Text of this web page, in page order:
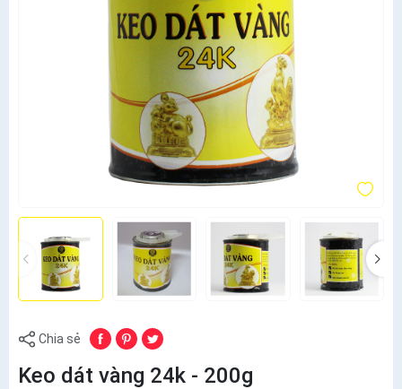
Chia sẻ
Keo dát vàng 24k - 200g